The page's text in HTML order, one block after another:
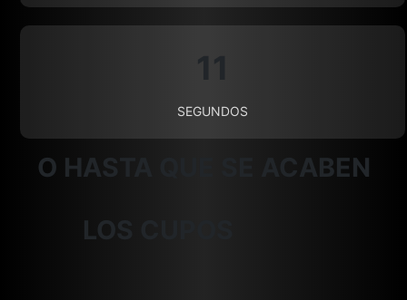
10
SEGUNDOS
O HASTA QUE SE ACABEN
LOS CUPOS